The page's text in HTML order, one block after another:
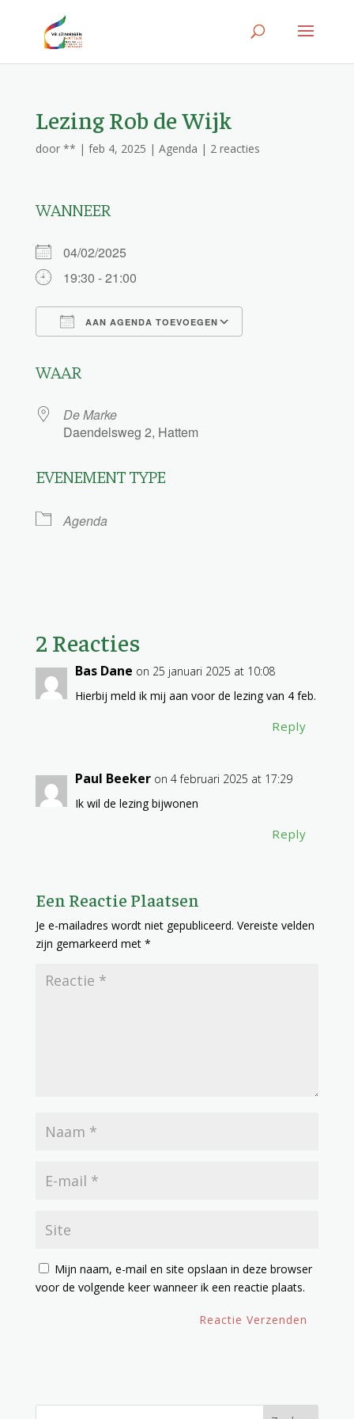
Lezing Rob de Wijk
door ** | feb 4, 2025 | Agenda | 2 reacties
WANNEER
04/02/2025
19:30 - 21:00
AAN AGENDA TOEVOEGEN
WAAR
De Marke
Daendelsweg 2, Hattem
EVENEMENT TYPE
Agenda
2 Reacties
Bas Dane on 25 januari 2025 at 10:08
Hierbij meld ik mij aan voor de lezing van 4 feb.
Reply
Paul Beeker on 4 februari 2025 at 17:29
Ik wil de lezing bijwonen
Reply
Een Reactie Plaatsen
Je e-mailadres wordt niet gepubliceerd. Vereiste velden
zijn gemarkeerd met *
Mijn naam, e-mail en site opslaan in deze browser
voor de volgende keer wanneer ik een reactie plaats.